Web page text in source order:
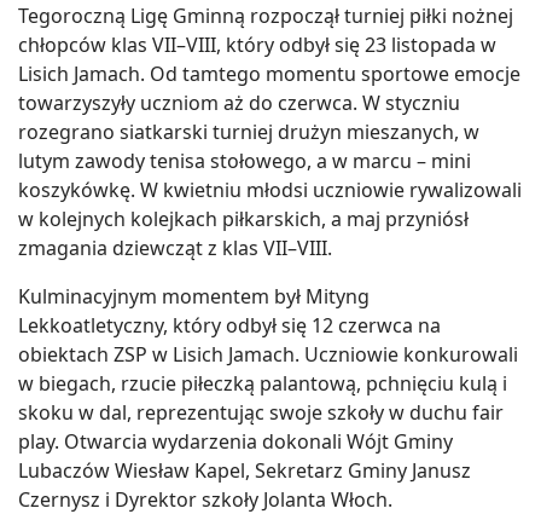
Tegoroczną Ligę Gminną rozpoczął turniej piłki nożnej
chłopców klas VII–VIII, który odbył się 23 listopada w
Lisich Jamach. Od tamtego momentu sportowe emocje
towarzyszyły uczniom aż do czerwca. W styczniu
rozegrano siatkarski turniej drużyn mieszanych, w
lutym zawody tenisa stołowego, a w marcu – mini
koszykówkę. W kwietniu młodsi uczniowie rywalizowali
w kolejnych kolejkach piłkarskich, a maj przyniósł
zmagania dziewcząt z klas VII–VIII.
Kulminacyjnym momentem był Mityng
Lekkoatletyczny, który odbył się 12 czerwca na
obiektach ZSP w Lisich Jamach. Uczniowie konkurowali
w biegach, rzucie piłeczką palantową, pchnięciu kulą i
skoku w dal, reprezentując swoje szkoły w duchu fair
play. Otwarcia wydarzenia dokonali Wójt Gminy
Lubaczów Wiesław Kapel, Sekretarz Gminy Janusz
Czernysz i Dyrektor szkoły Jolanta Włoch.